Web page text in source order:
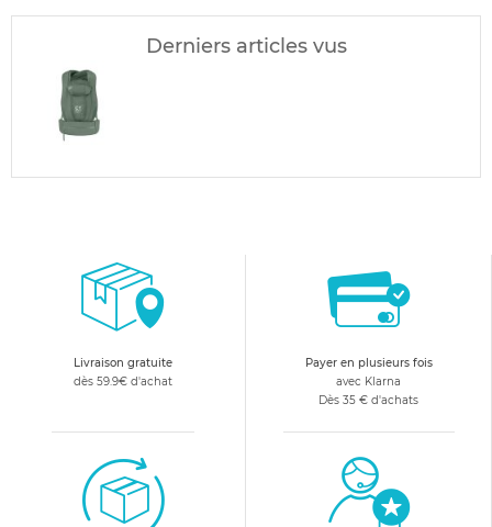
Derniers articles vus
Livraison gratuite
dès 59.9€ d'achat
Payer en plusieurs fois
avec Klarna
Dès 35 € d'achats